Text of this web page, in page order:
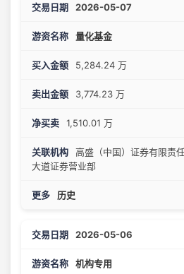
2026-05-07
量化基金
5,284.24 万
3,774.23 万
1,510.01 万
高盛（中国）证券有限责
大道证券营业部
历史
2026-05-06
机构专用